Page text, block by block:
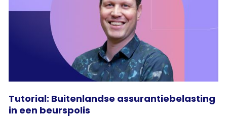
Tutorial: Buitenlandse assurantiebelasting
in een beurspolis